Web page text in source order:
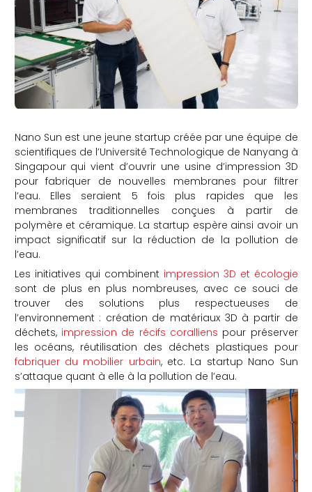
Nano Sun est une jeune startup créée par une équipe de
scientifiques de l’Université Technologique de Nanyang à
Singapour qui vient d’ouvrir une usine d’impression 3D
pour fabriquer de nouvelles membranes pour filtrer
l’eau. Elles seraient 5 fois plus rapides que les
membranes traditionnelles conçues à partir de
polymère et céramique. La startup espère ainsi avoir un
impact significatif sur la réduction de la pollution de
l’eau.
Les initiatives qui combinent impression 3D et écologie
sont de plus en plus nombreuses, avec ce souci de
trouver des solutions plus respectueuses de
l’environnement : création de matériaux 3D à partir de
déchets, impression de récifs coralliens pour préserver
les océans, réutilisation des déchets plastiques pour
fabriquer du mobilier urbain, etc. La startup Nano Sun
s’attaque quant à elle à la pollution de l’eau.